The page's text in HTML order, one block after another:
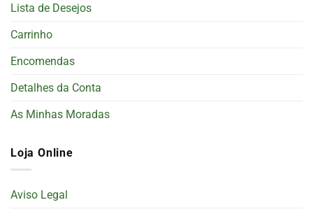
Lista de Desejos
Carrinho
Encomendas
Detalhes da Conta
As Minhas Moradas
Loja Online
Aviso Legal